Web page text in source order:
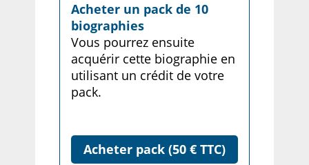
Acheter un pack de 10
biographies
Vous pourrez ensuite
acquérir cette biographie en
utilisant un crédit de votre
pack.
Acheter pack (50 € TTC)